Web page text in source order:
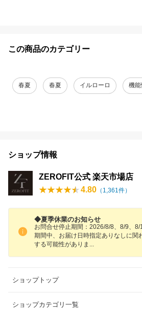
この商品のカテゴリー
春夏 春夏 イルローロ 機
ショップ情報
ZEROFIT公式 楽天市場店
4.80 （ 1,361件）
◆夏季休業のお知らせ
お問合せ停止期間：2026/8/8、8/9、
期間中、お届け日時指定ありなしに関
する可能性があり ま
ショップトップ
ショップカテゴリ一覧